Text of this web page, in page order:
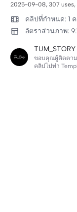
2025-09-08, 307 uses,
คลิปที่กำหนด: 1
อัตราส่วนภาพ:
TUM_STORY
ขอบคุณผู้ติดตาม
คลิปไปทำ